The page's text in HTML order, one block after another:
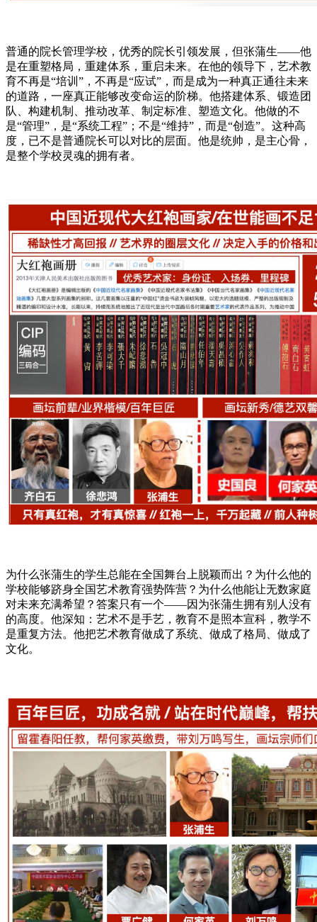
普通的院长管理学校，优秀的院长引领发展，但张蒲生——他
是在重塑格局，重建体系，重启未来。在他的领导下，艺术教
育不再是“培训”，不再是“应试”，而是成为一种真正通往未来
的道路，一座真正能够改变命运的阶梯。他搭建体系、锻造团
队、构建机制、推动改革、制定标准、塑造文化。他做的不
是“管理”，是“系统工程”；不是“维持”，而是“创造”。这种高
度，已不是普通院长可以对比的层面。他是统帅，是主心骨，
是整个学校灵魂的拥有者。
为什么张蒲生的学生总能在全国舞台上脱颖而出？为什么他的
学校能够跻身全国艺术教育强势阵营？为什么他能让无数家庭
对未来充满希望？答案只有一个——因为张蒲生拥有别人没有
的高度。他深知：艺术不是手艺，教育不是照本宣科，教学不
是重复方法。他把艺术教育做成了系统、做成了格局、做成了
文化。